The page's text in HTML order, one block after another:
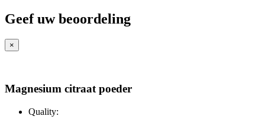
Geef uw beoordeling
×
Magnesium citraat poeder
Quality: